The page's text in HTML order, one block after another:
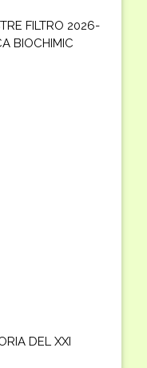
FILTRO 2026-
BIOCHIMIC
DEL XXI